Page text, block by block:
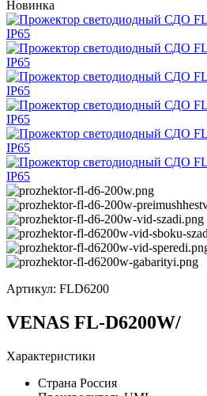
Новинка
Артикул: FLD6200
VENAS FL-D6200W/
Характеристики
Страна Россия